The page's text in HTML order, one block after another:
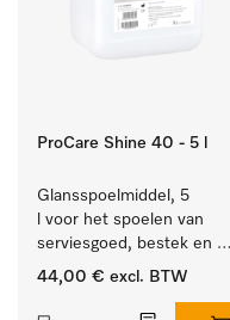
ProCare Shine 40 - 5 l
Glansspoelmiddel, 5
l voor het spoelen van
serviesgoed, bestek en
ideaal voor glazen.
44,00 € excl. BTW